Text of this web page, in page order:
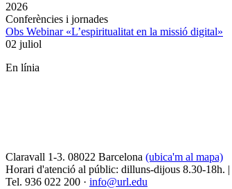
2026
Conferències i jornades
Obs Webinar «L’espiritualitat en la missió digital»
02 juliol
En línia
Claravall 1-3. 08022 Barcelona (ubica'm al mapa)
Horari d'atenció al públic: dilluns-dijous 8.30-18h.
Tel. 936 022 200 · info@url.edu